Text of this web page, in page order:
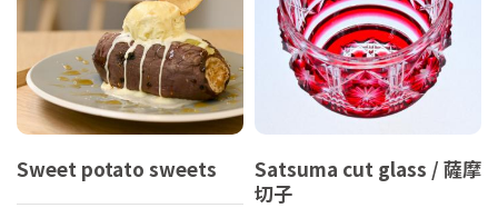
Sweet potato sweets
Satsuma cut glass / 薩摩
切子